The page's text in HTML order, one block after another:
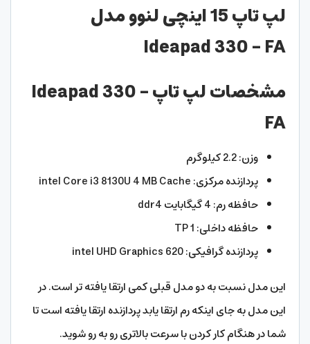
لپ تاپ 15 اینچی لنوو مدل
Ideapad 330 – FA
مشخصات لپ تاپ Ideapad 330 –
FA
وزن: 2.2 کیلوگرم
پردازنده مرکزی: intel Core i3 8130U 4 MB Cache
حافظه رم: 4 گیگابایت ddr4
حافظه داخلی: 1 TP
پردازنده گرافیکی: intel UHD Graphics 620
این مدل نسبت به دو مدل قبلی کمی ارتقا یافته تر است. در
این مدل به جای اینکه رم ارتقا یابد پردازنده ارتقا یافته است تا
شما در هنگام کار کردن با سرعت بالاتری رو به رو شوید.